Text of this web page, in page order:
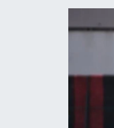
Cide Haberleri